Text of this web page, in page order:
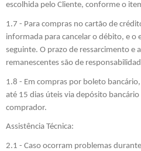
escolhida pelo Cliente, conforme o
1.7 - Para compras no cartão de
informada para cancelar o débito, e o
seguinte. O prazo de ressarcimento e
remanescentes são de
1.8 - Em compras por boleto
até 15 dias úteis via depósito
comprador.
Assistência Técnica:
2.1 - Caso ocorram problemas